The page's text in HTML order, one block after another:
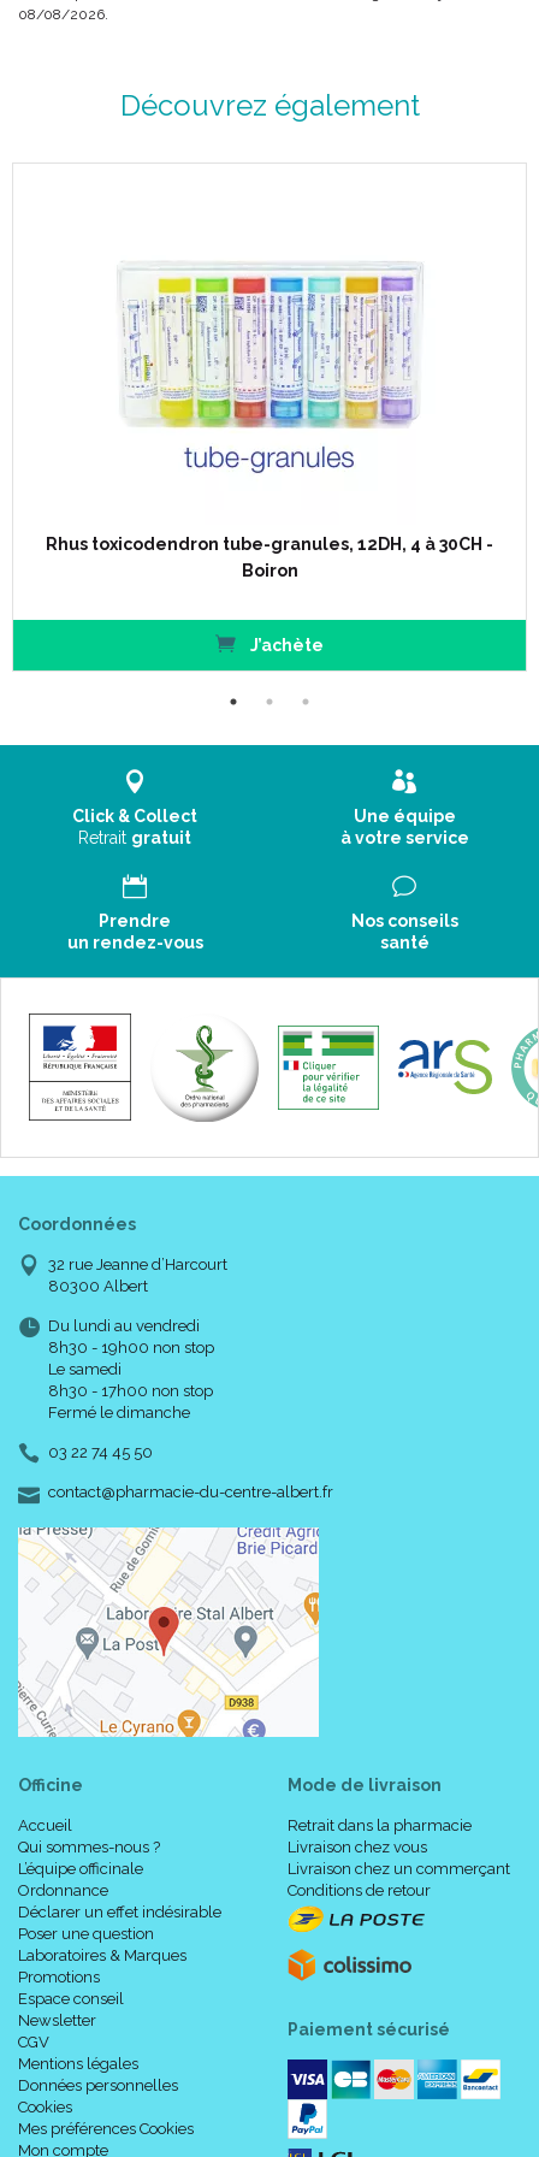
Granules : saccharose, lactose
08/08/2026.
Découvrez également
Rhus toxicodendron tube-granules, 12DH, 4 à 30CH -
Boiron
J’achète
Click & Collect
Retrait gratuit
Une équipe
à votre service
Prendre
un rendez-vous
Nos conseils
santé
Coordonnées
32 rue Jeanne d’Harcourt
80300 Albert
Du lundi au vendredi
8h30 - 19h00 non stop
Le samedi
8h30 - 17h00 non stop
Fermé le dimanche
03 22 74 45 50
contact-
@-
pharmacie-du-centre-albert.fr
Officine
Accueil
Qui sommes-nous ?
L’équipe officinale
Ordonnance
Déclarer un effet indésirable
Poser une question
Laboratoires & Marques
Promotions
Espace conseil
Newsletter
CGV
Mentions légales
Données personnelles
Cookies
Mes préférences Cookies
Mon compte
Mode de livraison
Retrait dans la pharmacie
Livraison chez vous
Livraison chez un commerçant
Conditions de retour
Paiement sécurisé